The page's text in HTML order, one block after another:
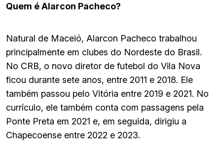
Quem é Alarcon Pacheco?
Natural de Maceió, Alarcon Pacheco trabalhou
principalmente em clubes do Nordeste do Brasil.
No CRB, o novo diretor de futebol do Vila Nova
ficou durante sete anos, entre 2011 e 2018. Ele
também passou pelo Vitória entre 2019 e 2021. No
currículo, ele também conta com passagens pela
Ponte Preta em 2021 e, em seguida, dirigiu a
Chapecoense entre 2022 e 2023.